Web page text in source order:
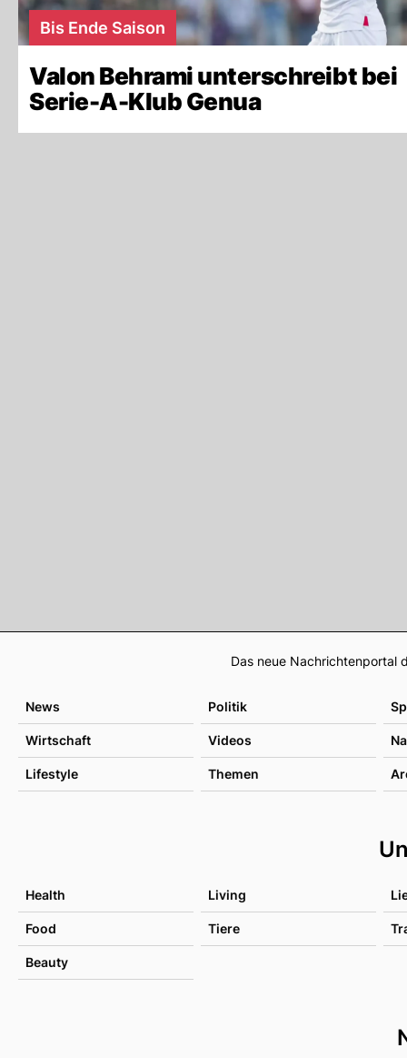
Bis Ende Saison
Valon Behrami unterschreibt bei
Serie-A-Klub Genua
Das neue Nachrichtenportal
News Politik
Wirtschaft Videos
Lifestyle Themen
Health Living
Food Tiere
Beauty